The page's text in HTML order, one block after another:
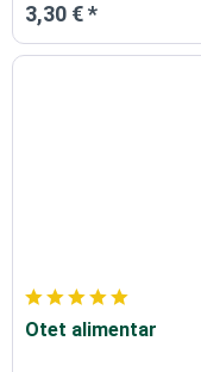
3,30 € *
Otet alimentar